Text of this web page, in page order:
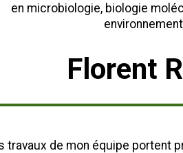
en microbiologie, biologie
Florent
travaux de mon équipe portent